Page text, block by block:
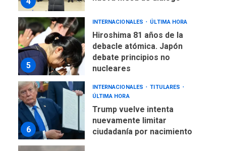
5
debacle atómica. Japón
debate principios no
6
INTERNACIONALES
TITULARES
ÚLTIMA HORA
Trump vuelve intenta
ciudadanía por nacimiento
GUERRA EN EL MUNDO
ÚLTIMA HORA
Ucrania y Rusia intensifican